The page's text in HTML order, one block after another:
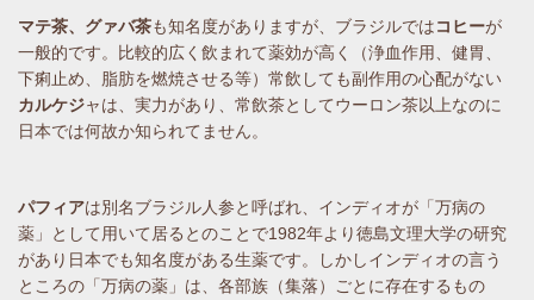
マテ茶、グァバ茶も知名度がありますが、ブラジルではコヒーが
一般的です。比較的広く飲まれて薬効が高く（浄血作用、健胃、
下痢止め、脂肪を燃焼させる等）常飲しても副作用の心配がない
カルケジャは、実力があり、常飲茶としてウーロン茶以上なのに
日本では何故か知られてません。
パフィアは別名ブラジル人参と呼ばれ、インディオが「万病の
薬」として用いて居るとのことで1982年より徳島文理大学の研究
があり日本でも知名度がある生薬です。しかしインディオの言う
ところの「万病の薬」は、各部族（集落）ごとに存在するもの